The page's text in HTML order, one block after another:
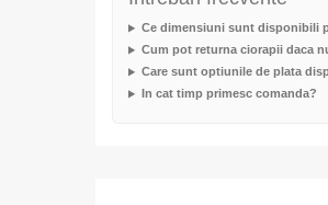
Ce dimensiuni sunt disponibili
Cum pot returna ciorapii daca
Care sunt optiunile de plata
In cat timp primesc comanda?